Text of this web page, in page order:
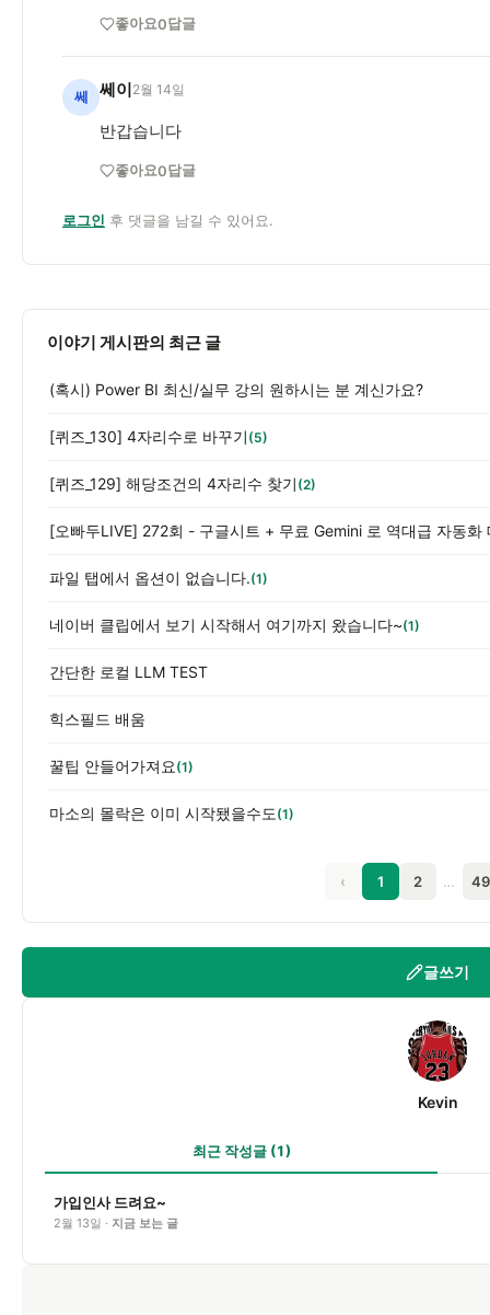
좋아요0답글
쎄 쎄이2월 14일
반갑습니다
좋아요0답글
로그인 후 댓글을 남길 수 있어요.
이야기 게시판의 최근 글
(혹시) Power BI 최신/실무 강의 원하시는 분 계신가요?
[퀴즈_130] 4자리수로 바꾸기 (5)
[퀴즈_129] 해당조건의 4자리수 찾기 (2)
파일 탭에서 옵션이 없습니다.(1)
네이버 클립에서 보기 시작해서 여기까지 왔습니다~(1)
간단한 로컬 LLM TEST
힉스필드 배움
꿀팁 안들어가져요 (1)
마소의 몰락은 이미 시작됐을수도 (1)
‹ 1 2 …
글쓰기
K
Kevin
최근 작성글 (1)
가입인사 드려요~
2월 13일 · 지금 보는 글